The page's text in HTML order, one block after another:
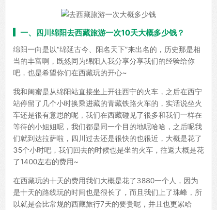
一、四川绵阳去西藏旅游一次10天大概多少钱？
绵阳一向是以“绵延古今、阳名天下”来出名的，历史那是相
当的丰富啊，既然同为绵阳人我分享分享我们的经验给你
吧，也是希望你们在西藏玩的开心~
我和闺蜜是从绵阳站直接坐上开往西宁的火车，之后在西宁
站停留了几个小时换乘进藏的青藏铁路火车的，实话说坐火
车还是很有意思的呢，我们在西藏碰见了很多和我们一样在
等待的小姐姐呢，我们都是同一个目的地呢哈哈，之后呢我
们就到达拉萨啦，四川过去还是很快的也很近，大概是花了
35个小时吧，我们回去的时候也是坐的火车，往返大概是花
了1400左右的费用~
在西藏玩的十天的费用我们大概是花了3880一个人，因为
是十天的路线玩的时间也是很长了，而且我们上了珠峰，所
以就是会比常规的西藏旅行7天的要贵呢，并且也更累哈